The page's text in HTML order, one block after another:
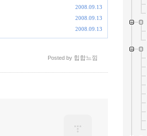
2008.09.13
2008.09.13
2008.09.13
Posted by 힙합느낌